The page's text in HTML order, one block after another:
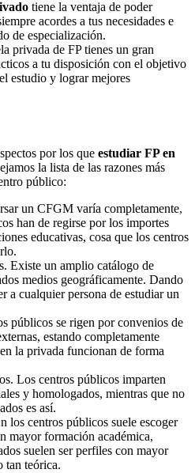
tiene la ventaja de poder
acordes a tus necesidades e
de especialización.
privada de FP tienes un gran
a tu disposición con el objetivo
estudio y lograr mejores
por los que estudiar FP en
la lista de las razones más
público:
un CFGM varía completamente,
han de regirse por los importes
educativas, cosa que los centros
Existe un amplio catálogo de
medios geográficamente. Dando
a cualquier persona de estudiar un
públicos se rigen por convenios de
estando completamente
la privada funcionan de forma
Los centros públicos imparten
y homologados, mientras que no
es así.
los centros públicos suele escoger
mayor formación académica,
suelen ser perfiles con mayor
tan teórica.